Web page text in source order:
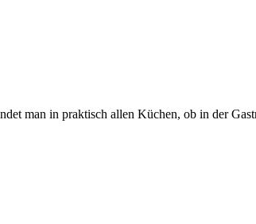
man in praktisch allen Küchen, ob in der